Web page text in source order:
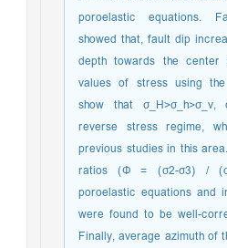
poroelastic equations.
showed that, fault dip
depth towards the
values of stress using
show that
reverse stress regime,
previous studies in this
ratios (Φ = (σ2-σ3) /
poroelastic equations and
were found to be well-
Finally, average azimuth